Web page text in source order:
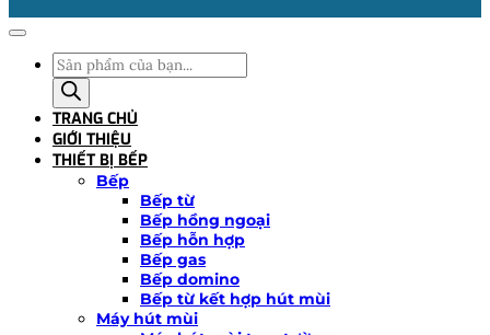
Tìm
kiếm
sản
phẩm
TRANG CHỦ
GIỚI THIỆU
THIẾT BỊ BẾP
Bếp
Bếp từ
Bếp hồng ngoại
Bếp hỗn hợp
Bếp gas
Bếp domino
Bếp từ kết hợp hút mùi
Máy hút mùi